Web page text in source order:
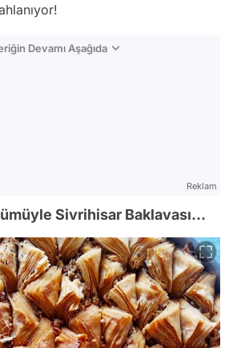
Devamı Aşağıda
Reklam
Sivrihisar Baklavası…